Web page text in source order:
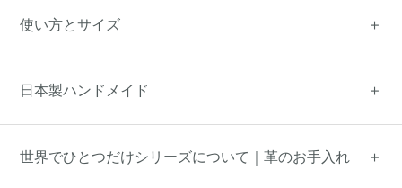
使い方とサイズ
日本製ハンドメイド
世界でひとつだけシリーズについて｜革のお手入れ